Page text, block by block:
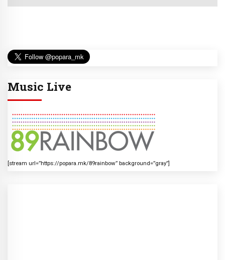
Music Live
[stream url=”https://popara.mk/89rainbow” background=”gray”]